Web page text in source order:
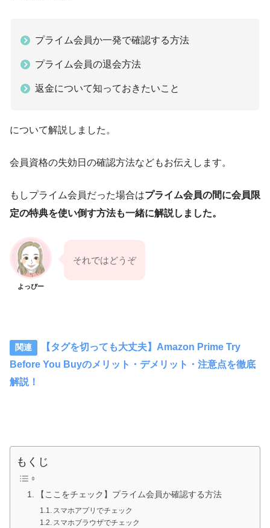
プライム会員か一発で確認する方法
プライム会員の退会方法
返金について知っておきたいこと
について解説しました。
会員資格の失効日の確認方法などもお伝えします。
もしプライム会員だった場合はプライム会員の間に会員限
定の特典を使い倒す方法も一緒に解説しました。
よっぴー
それではどうぞ
【タグを切っても大丈夫】Amazon Prime Try
Before You Buyのメリット・デメリット・注意点を徹底
解説！
もくじ
【ここをチェック】プライム会員か確認する方法
スマホアプリでチェック
スマホブラウザでチェック